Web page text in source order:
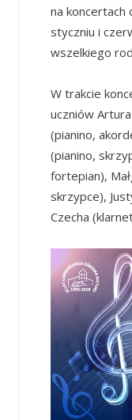
na koncertach
styczniu i
wszelkiego
W trakcie
uczniów
(pianino,
(pianino,
fortepian),
skrzypce),
Czecha